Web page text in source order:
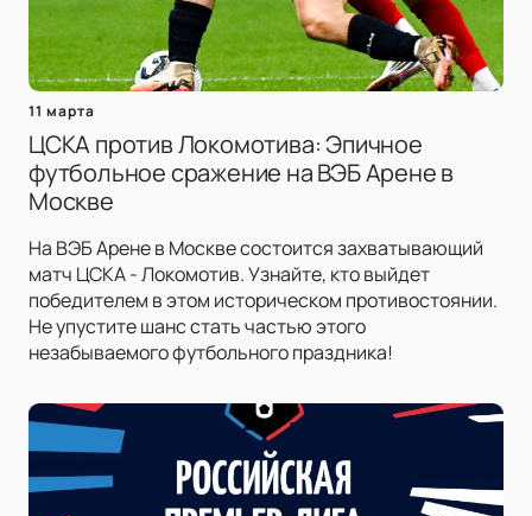
11 марта
ЦСКА против Локомотива: Эпичное
футбольное сражение на ВЭБ Арене в
Москве
На ВЭБ Арене в Москве состоится захватывающий
матч ЦСКА - Локомотив. Узнайте, кто выйдет
победителем в этом историческом противостоянии.
Не упустите шанс стать частью этого
незабываемого футбольного праздника!